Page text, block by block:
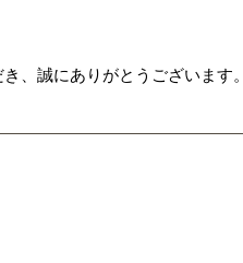
、誠にありがとうございま